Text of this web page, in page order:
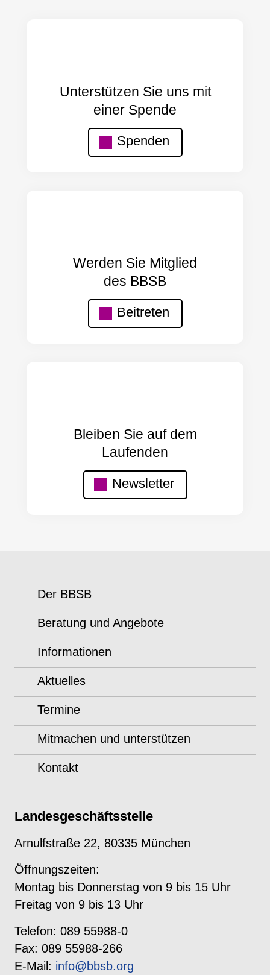
Unterstützen Sie uns mit
einer Spende
Spenden
Werden Sie Mitglied
des BBSB
Beitreten
Bleiben Sie auf dem
Laufenden
Newsletter
Der BBSB
Beratung und Angebote
Informationen
Aktuelles
Termine
Mitmachen und unterstützen
Kontakt
Landesgeschäftsstelle
Arnulfstraße 22, 80335 München
Öffnungszeiten:
Montag bis Donnerstag von 9 bis 15 Uhr
Freitag von 9 bis 13 Uhr
Telefon: 089 55988-0
Fax: 089 55988-266
E-Mail: info@bbsb.org